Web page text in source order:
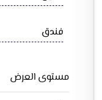
فندق
مستوى العرض